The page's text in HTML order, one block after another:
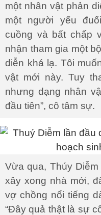
một nhân vật phản
một người yếu
cuồng và bất chấp
nhận tham gia một
diễn khá lạ. Tôi
vật mới này. Tuy
nhưng dạng nhân
đầu tiên”, cô tâm sự.
Vừa qua, Thúy
xây xong nhà mới,
vợ chồng nổi tiếng
“Đây quả thật là sự